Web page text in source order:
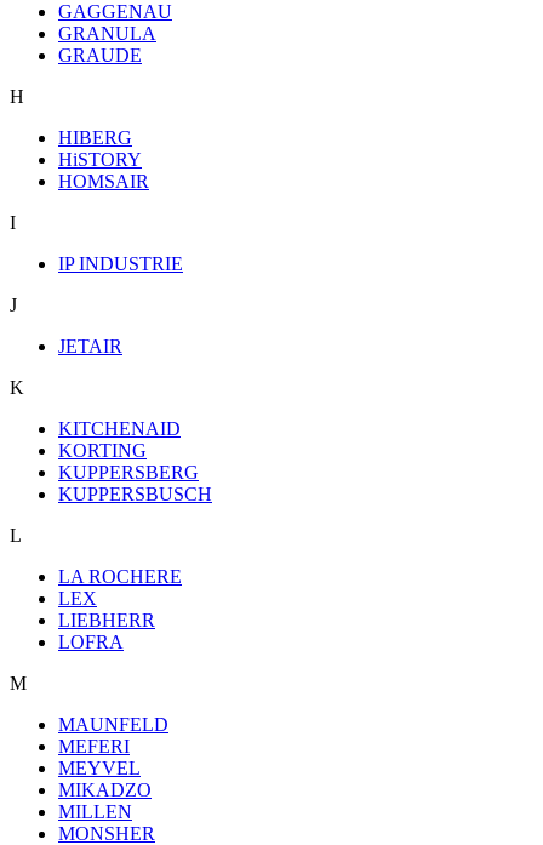
GAGGENAU
GRANULA
GRAUDE
H
HIBERG
HiSTORY
HOMSAIR
I
IP INDUSTRIE
J
JETAIR
K
KITCHENAID
KORTING
KUPPERSBERG
KUPPERSBUSCH
L
LA ROCHERE
LEX
LIEBHERR
LOFRA
M
MAUNFELD
MEFERI
MEYVEL
MIKADZO
MILLEN
MONSHER